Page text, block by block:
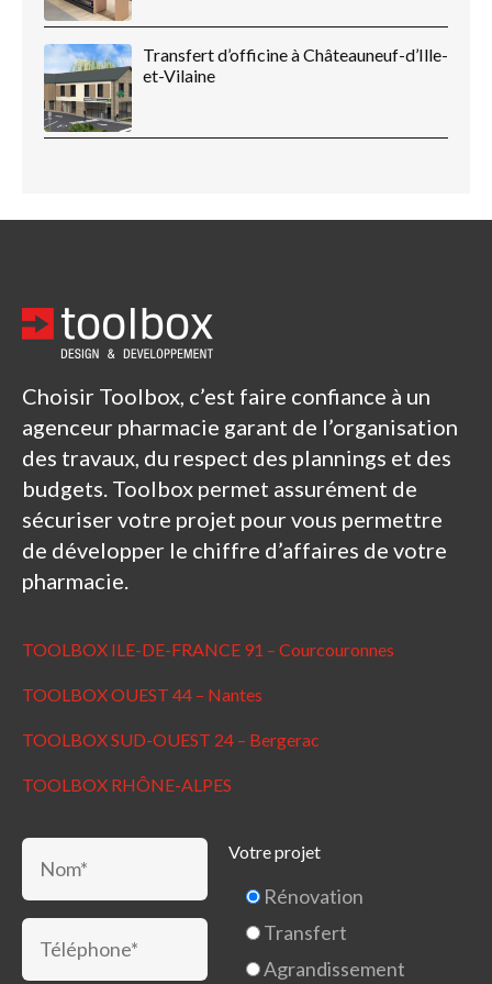
Transfert d’officine à Châteauneuf-d’Ille-
et-Vilaine
Choisir Toolbox, c’est faire confiance à un
agenceur pharmacie garant de l’organisation
des travaux, du respect des plannings et des
budgets. Toolbox permet assurément de
sécuriser votre projet pour vous permettre
de développer le chiffre d’affaires de votre
pharmacie.
TOOLBOX ILE-DE-FRANCE 91 – Courcouronnes
TOOLBOX OUEST 44 – Nantes
TOOLBOX SUD-OUEST 24 – Bergerac
TOOLBOX RHÔNE-ALPES
Votre projet
Rénovation
Transfert
Agrandissement